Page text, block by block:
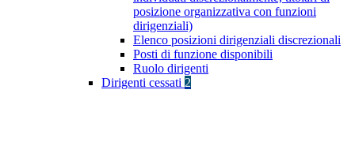
posizione organizzativa con funzioni
dirigenziali)
Elenco posizioni dirigenziali discrezionali
Posti di funzione disponibili
Ruolo dirigenti
Dirigenti cessati 2